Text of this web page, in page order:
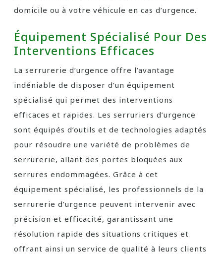
domicile ou à votre véhicule en cas d’urgence.
Équipement Spécialisé Pour Des
Interventions Efficaces
La serrurerie d’urgence offre l’avantage
indéniable de disposer d’un équipement
spécialisé qui permet des interventions
efficaces et rapides. Les serruriers d’urgence
sont équipés d’outils et de technologies adaptés
pour résoudre une variété de problèmes de
serrurerie, allant des portes bloquées aux
serrures endommagées. Grâce à cet
équipement spécialisé, les professionnels de la
serrurerie d’urgence peuvent intervenir avec
précision et efficacité, garantissant une
résolution rapide des situations critiques et
offrant ainsi un service de qualité à leurs clients